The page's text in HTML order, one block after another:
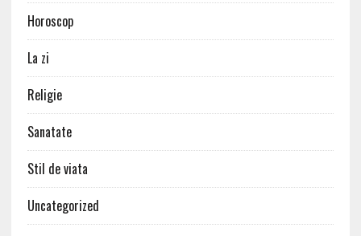
Horoscop
La zi
Religie
Sanatate
Stil de viata
Uncategorized